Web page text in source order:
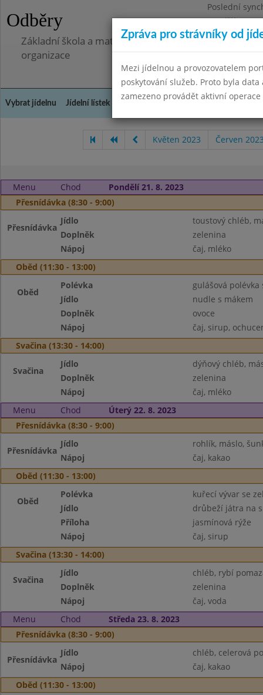
Odběry
Poslední
Pondělí
Základní škola a mateřská škola Libá, okres Cheb,
organizace
Vybrat jídelnu Jídelní lístek Kontakty a informace
Květen 2023 Červen
Menu Chod
Pondělí 21. 8. 2023
Přesnídávka (8:30 - 9:00)
Přesnídávka
Jídlo
toustový chléb,
Doplněk
zelenina
Nápoj
čaj, mléko
Oběd (11:30 - 13:00)
Oběd
Polévka
gulášová
Jídlo
nudle s mákem
Doplněk
ovoce
Nápoj
čaj, sirup,
Svačina (13:30 - 14:00)
Svačina
Jídlo
dýňový chléb,
Doplněk
zelenina
Nápoj
čaj, mléko
Menu
Chod
Úterý 22. 8. 2023
Přesnídávka (8:30 - 9:00)
Přesnídávka
Jídlo
rohlík, máslo,
Nápoj
čaj, kakao
Oběd (11:30 - 13:00)
Oběd
Polévka
kuřecí vývar se
Jídlo
drůbeží játra na
Příloha
jasmínová rýže
Nápoj
čaj, sirup
Svačina (13:30 - 14:00)
Svačina
Jídlo
chléb, rybí
Doplněk
zelenina
Nápoj
čaj, voda
Menu
Chod
Středa 23. 8. 2023
Přesnídávka (8:30 - 9:00)
Přesnídávka
Jídlo
chléb, celerová
Nápoj
čaj, kakao
Oběd (11:30 - 13:00)
Zpráva pro strávníky od
Mezi jídelnou a provozovatelem
poskytování služeb. Proto byla
zamezeno provádět aktivní